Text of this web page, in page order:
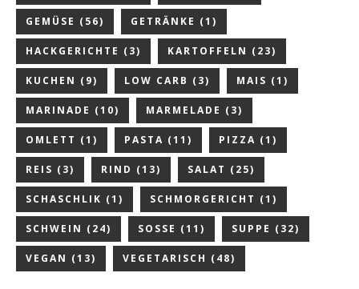
GEMÜSE (56) GETRÄNKE (1)
HACKGERICHTE (3) KARTOFFELN (23)
KUCHEN (9) LOW CARB (3) MAIS (1)
MARINADE (10) MARMELADE (3)
OMLETT (1) PASTA (11) PIZZA (1)
REIS (3) RIND (13) SALAT (25)
SCHASCHLIK (1) SCHMORGERICHT (1)
SCHWEIN (24) SOSSE (11) SUPPE (32)
VEGAN (13) VEGETARISCH (48)